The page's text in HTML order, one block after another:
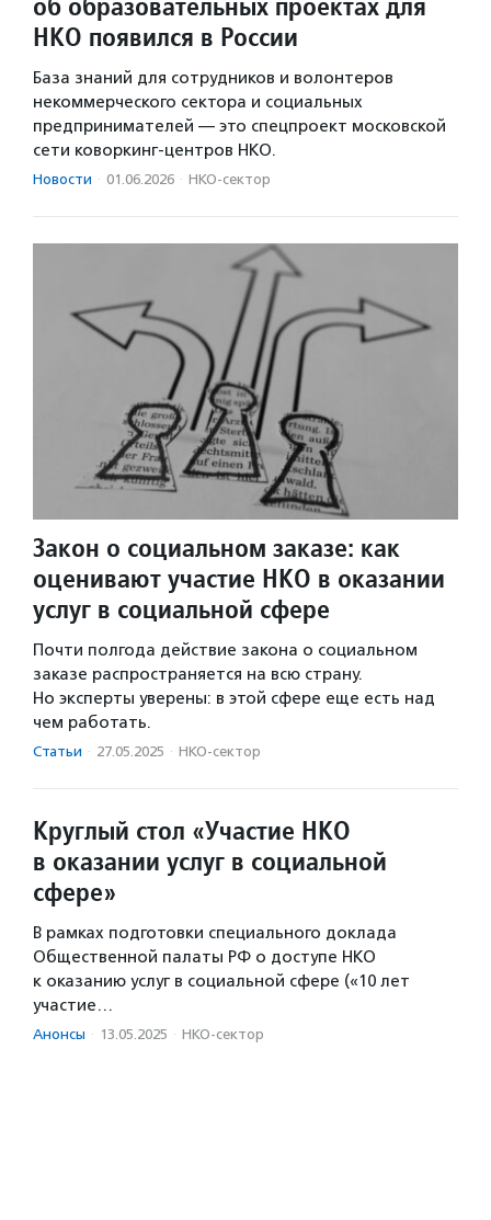
НКО появился в России
База знаний для сотрудников и волонтеров
некоммерческого сектора и социальных
предпринимателей — это спецпроект московской
сети коворкинг-центров НКО.
Новости · 01.06.2026 · НКО-сектор
Закон о социальном заказе: как
оценивают участие НКО в оказании
услуг в социальной сфере
Почти полгода действие закона о социальном
заказе распространяется на всю страну.
Но эксперты уверены: в этой сфере еще есть над
чем работать.
Статьи · 27.05.2025 · НКО-сектор
Круглый стол «Участие НКО
в оказании услуг в социальной
сфере»
В рамках подготовки специального доклада
Общественной палаты РФ о доступе НКО
к оказанию услуг в социальной сфере («10 лет
участие…
Анонсы · 13.05.2025 · НКО-сектор